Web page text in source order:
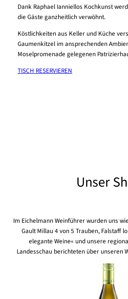
Dank Raphael Ianniellos Kochkunst
die Gäste ganzheitlich verwöhnt.
Köstlichkeiten aus Keller und Küche
Gaumenkitzel im ansprechenden
Moselpromenade gelegenen
TISCH RESERVIEREN
Unser
Im Eichelmann Weinführer wurden uns
Gault Millau 4 von 5 Trauben, Falstaff
elegante Weine« und unsere
Landesschau berichteten über unseren